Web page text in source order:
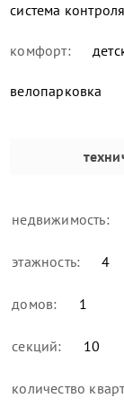
система
комфорт:
велопарковка
недвижимость:
этажность: 4
домов: 1
секций: 10
количество